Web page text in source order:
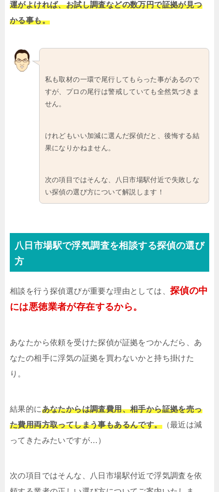
運がよければ、お試し調査などの数万円で証拠が見つ
かる事も。
私も取材の一環で尾行してもらった事があるので
すが、プロの尾行は警戒していても全然気づきま
せん。
けれどもいい加減に選んだ探偵だと、後悔する結
果になりかねません。
次の項目ではそんな、八日市場駅付近で失敗しな
い探偵の選び方について解説します！
八日市場駅で浮気調査を相談する探偵の選び
方
相談を行う探偵選びが重要な理由としては、 探偵の中
には悪徳業者が存在するから。
あなたから依頼を受けた探偵が証拠をつかんだら、あ
なたの相手に浮気の証拠を買わないかと持ち掛けた
り。
結果的にあなたからは調査費用、相手から証拠を売っ
た費用両方取ってしまう事もあるんです。（最近は減
ってきたみたいですが…）
次の項目ではそんな、八日市場駅付近で浮気調査を依